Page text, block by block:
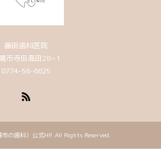
藤田歯科医院
市寺田高田28−1
0774-56-6625
の歯科）公式HP. All Rights Reserved.